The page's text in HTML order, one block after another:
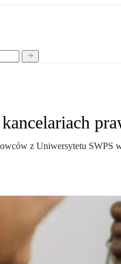
z Uniwersytetu SWPS